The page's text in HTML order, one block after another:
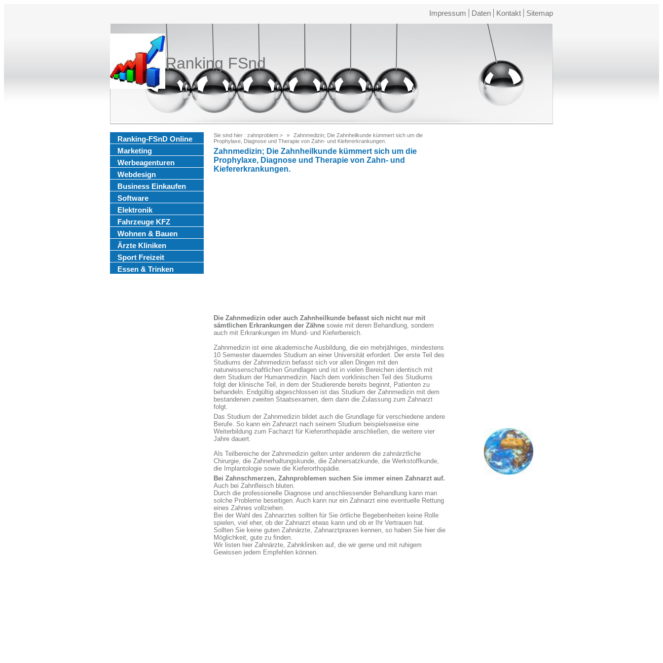
Impressum Daten Kontakt Sitemap
Ranking FSnd
Ranking-FSnD Online
Marketing
Werbeagenturen
Webdesign
Business Einkaufen
Software
Elektronik
Fahrzeuge KFZ
Wohnen & Bauen
Ärzte Kliniken
Sport Freizeit
Essen & Trinken
Sie sind hier : zahnproblem >
Zahnmedizin; Die Zahnheilkunde kümmert sich um die
Prophylaxe, Diagnose und Therapie von Zahn- und Kiefererkrankungen.
Zahnmedizin; Die Zahnheilkunde kümmert sich um die
Prophylaxe, Diagnose und Therapie von Zahn- und
Kiefererkrankungen.
Die Zahnmedizin oder auch Zahnheilkunde befasst sich nicht nur mit
sämtlichen Erkrankungen der Zähne sowie mit deren Behandlung, sondern
auch mit Erkrankungen im Mund- und Kieferbereich.
Zahnmedizin ist eine akademische Ausbildung, die ein mehrjähriges, mindestens
10 Semester dauerndes Studium an einer Universität erfordert. Der erste Teil des
Studiums der Zahnmedizin befasst sich vor allen Dingen mit den
naturwissenschaftlichen Grundlagen und ist in vielen Bereichen identisch mit
dem Studium der Humanmedizin. Nach dem vorklinischen Teil des Studiums
folgt der klinische Teil, in dem der Studierende bereits beginnt, Patienten zu
behandeln. Endgültig abgeschlossen ist das Studium der Zahnmedizin mit dem
bestandenen zweiten Staatsexamen, dem dann die Zulassung zum Zahnarzt
folgt.
Das Studium der Zahnmedizin bildet auch die Grundlage für verschiedene andere
Berufe. So kann ein Zahnarzt nach seinem Studium beispielsweise eine
Weiterbildung zum Facharzt für Kieferorthopädie anschließen, die weitere vier
Jahre dauert.
Als Teilbereiche der Zahnmedizin gelten unter anderem die zahnärztliche
Chirurgie, die Zahnerhaltungskunde, die Zahnersatzkunde, die Werkstoffkunde,
die Implantologie sowie die Kieferorthopädie.
Bei Zahnschmerzen, Zahnproblemen suchen Sie immer einen Zahnarzt auf.
Auch bei Zahnfleisch bluten.
Durch die professionelle Diagnose und anschliessender Behandlung kann man
solche Probleme beseitigen. Auch kann nur ein Zahnarzt eine eventuelle Rettung
eines Zahnes vollziehen.
Bei der Wahl des Zahnarztes sollten für Sie örtliche Begebenheiten keine Rolle
spielen, viel eher, ob der Zahnarzt etwas kann und ob er Ihr Vertrauen hat.
Sollten Sie keine guten Zahnärzte, Zahnarztpraxen kennen, so haben Sie hier die
Möglichkeit, gute zu finden.
Wir listen hier Zahnärzte, Zahnkliniken auf, die wir gerne und mit ruhigem
Gewissen jedem Empfehlen können.